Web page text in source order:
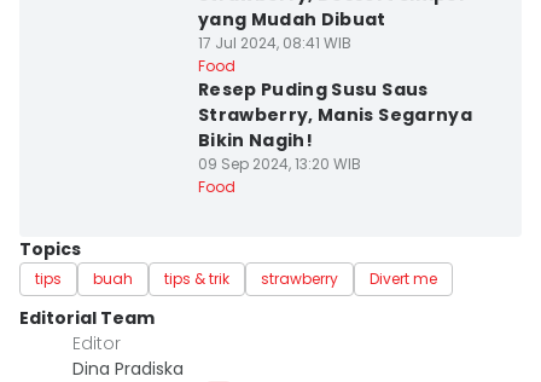
yang Mudah Dibuat
17 Jul 2024, 08:41 WIB
Food
Resep Puding Susu Saus
Strawberry, Manis Segarnya
Bikin Nagih!
09 Sep 2024, 13:20 WIB
Food
Topics
tips buah tips & trik strawberry Divert me
Editorial Team
Editor
Dina Pradiska